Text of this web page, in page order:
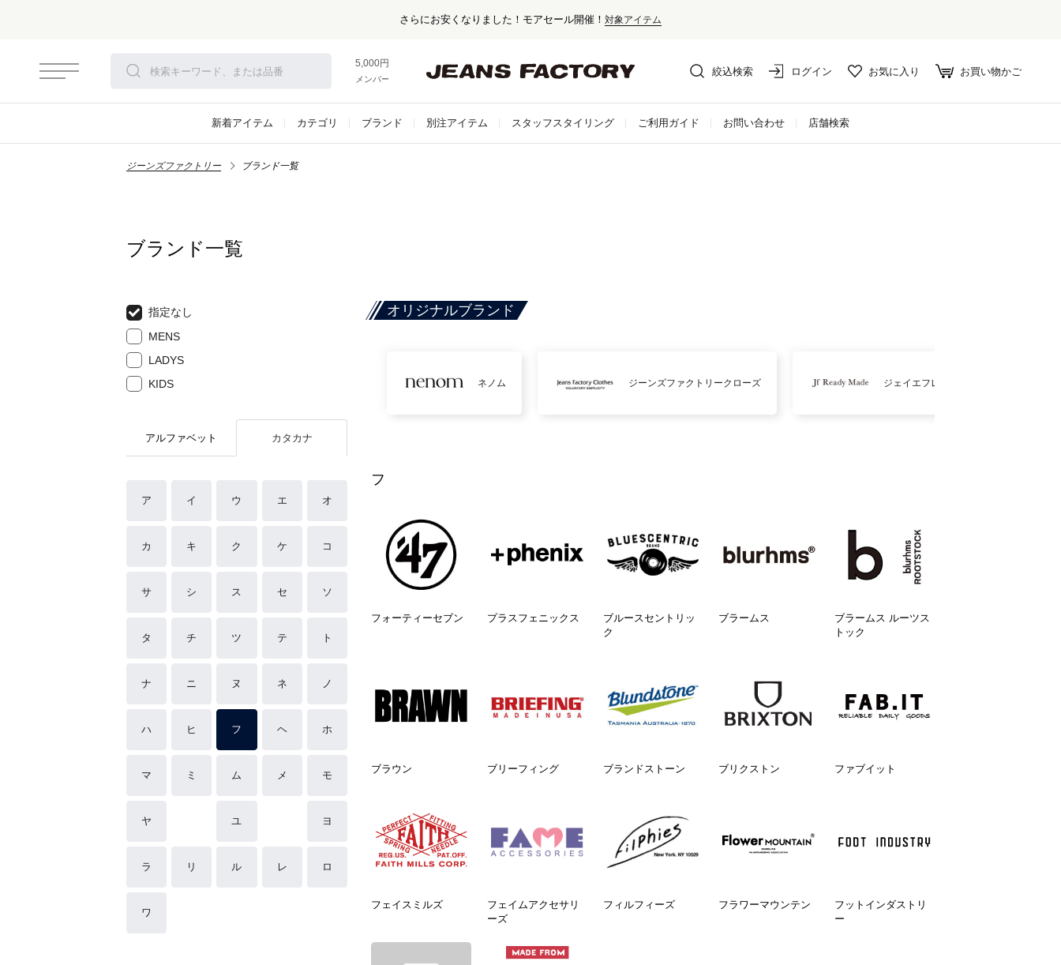
5,000円以上お買い上げで送料無料！
メンバー登録でお得な情報をゲット。さらに詳しく
絞込検索 ログイン お気に入り お買い物かご
新着アイテム カテゴリ ブランド 別注アイテム スタッフスタイリング ご利用ガイド お問い合わせ 店舗検索
ジーンズファクトリー ブランド一覧
ブランド一覧
指定なし
MENS
LADYS
KIDS
アルファベット カタカナ
ア イ ウ エ オ
カ キ ク ケ コ
サ シ ス セ ソ
タ チ ツ テ ト
ナ ニ ヌ ネ ノ
ハ ヒ フ ヘ ホ
マ ミ ム メ モ
ヤ ユ ヨ
ラ リ ル レ ロ
ワ
オリジナルブランド
ネノム ジーンズファクトリークローズ ジェイエフレディメイド
フ
フォーティーセブン プラスフェニックス
ブルースセントリッ
ク
ブラームス
ブラームス ルーツス
トック
ブラウン ブリーフィング ブランドストーン ブリクストン ファブイット
フェイスミルズ
フェイムアクセサリ
ーズ
フィルフィーズ フラワーマウンテン
フットインダストリ
ー